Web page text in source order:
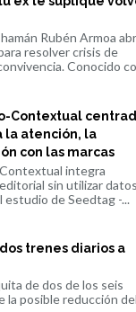
Rubén Armoa
resolver crisis de
Conocido
Contextual
la atención, la
con las marcas
integra
sin utilizar
de Seedtag -...
trenes diarios a
de dos de los seis
posible reducción